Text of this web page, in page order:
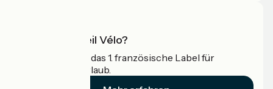
Was ist Accueil Vélo?
Accueil Vélo ist das 1. französische Label für
Radfahrer im Urlaub.